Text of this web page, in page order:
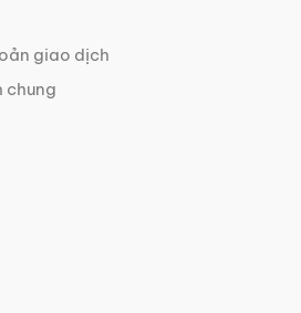
giao dịch
chung